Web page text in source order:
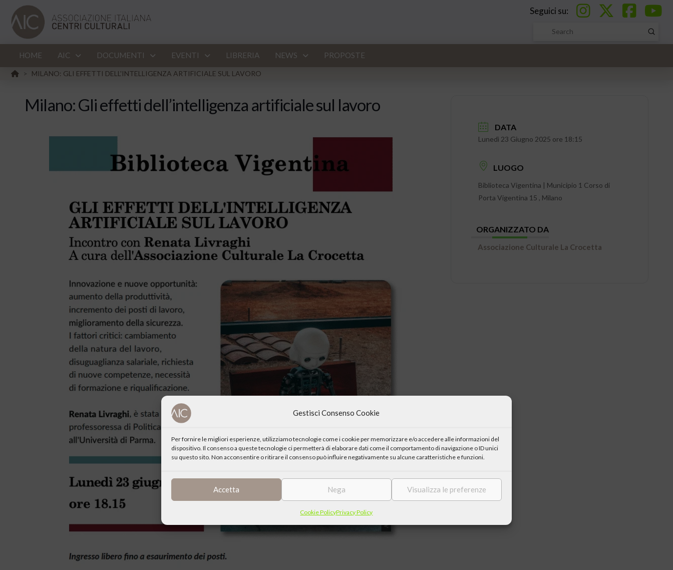
Gestisci Consenso Cookie
Per fornire le migliori esperienze, utilizziamo tecnologie come i cookie per memorizzare e/o accedere alle informazioni del
dispositivo. Il consenso a queste tecnologie ci permetterà di elaborare dati come il comportamento di navigazione o ID unici
su questo sito. Non acconsentire o ritirare il consenso può influire negativamente su alcune caratteristiche e funzioni.
Accetta Nega Visualizza le preferenze
Cookie PolicyPrivacy Policy
Seguici su:
Search
Submit
HOME AIC DOCUMENTI EVENTI LIBRERIA NEWS PROPOSTE
HOME
> MILANO: GLI EFFETTI DELL'INTELLIGENZA ARTIFICIALE SUL LAVORO
Milano: Gli effetti dell’intelligenza artificiale sul lavoro
DATA
Lunedì 23 Giugno 2025 ore 18:15
LUOGO
Biblioteca Vigentina | Municipio 1 Corso di
Porta Vigentina 15 , Milano
ORGANIZZATO DA
Associazione Culturale La Crocetta